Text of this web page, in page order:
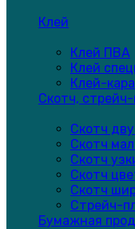
Клей
Клей ПВА
Клей
Клей-
Скотч,
Скотч
Скотч
Скотч
Скотч
Скотч
Стрейч-
Бумажная